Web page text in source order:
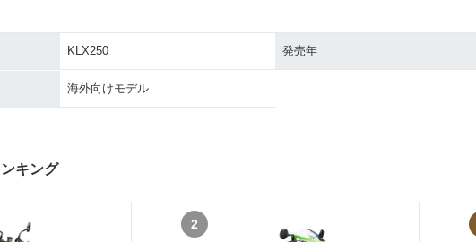
年 KLX250・カラ
2008年 KLX250・フル
2007年
年 KLX250・カラ
ェンジ
2003年 KLX250・カラ
ーチェンジ
ーチェンジ
2001年
ナーチェ
KLX250 発売年
海外向けモデル
キング
2